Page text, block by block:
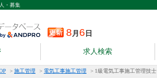
・募集
8 月 6 日
求人検索
> 施工管理 > 電気工事施工管理 > 1級電気工事施工管理技士